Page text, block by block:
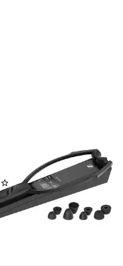
Gewicht
(13)
€ UVP259,90 €
in 12 Raten